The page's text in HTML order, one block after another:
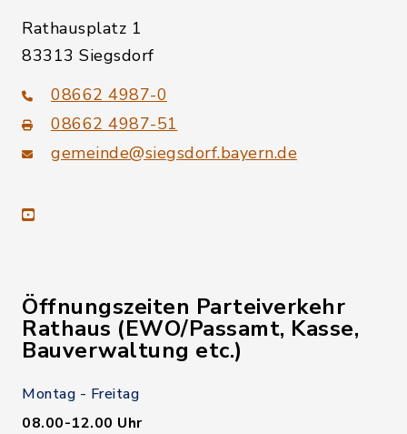
Rathausplatz 1
83313 Siegsdorf
08662 4987-0
08662 4987-51
gemeinde@siegsdorf.bayern.de
youtube
Öffnungszeiten Parteiverkehr
Rathaus (EWO/Passamt, Kasse,
Bauverwaltung etc.)
Montag - Freitag
08.00-12.00 Uhr